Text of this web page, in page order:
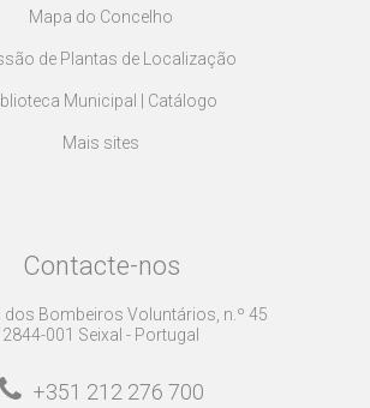
Mapa do Concelho
de Plantas de Localização
Municipal | Catálogo
Mais sites
Contacte-nos
dos Bombeiros Voluntários, n.º 45
2844-001 Seixal - Portugal
+351 212 276 700